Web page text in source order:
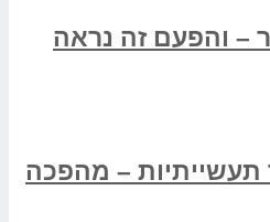
– והפעם זה נראה
– מהפכה